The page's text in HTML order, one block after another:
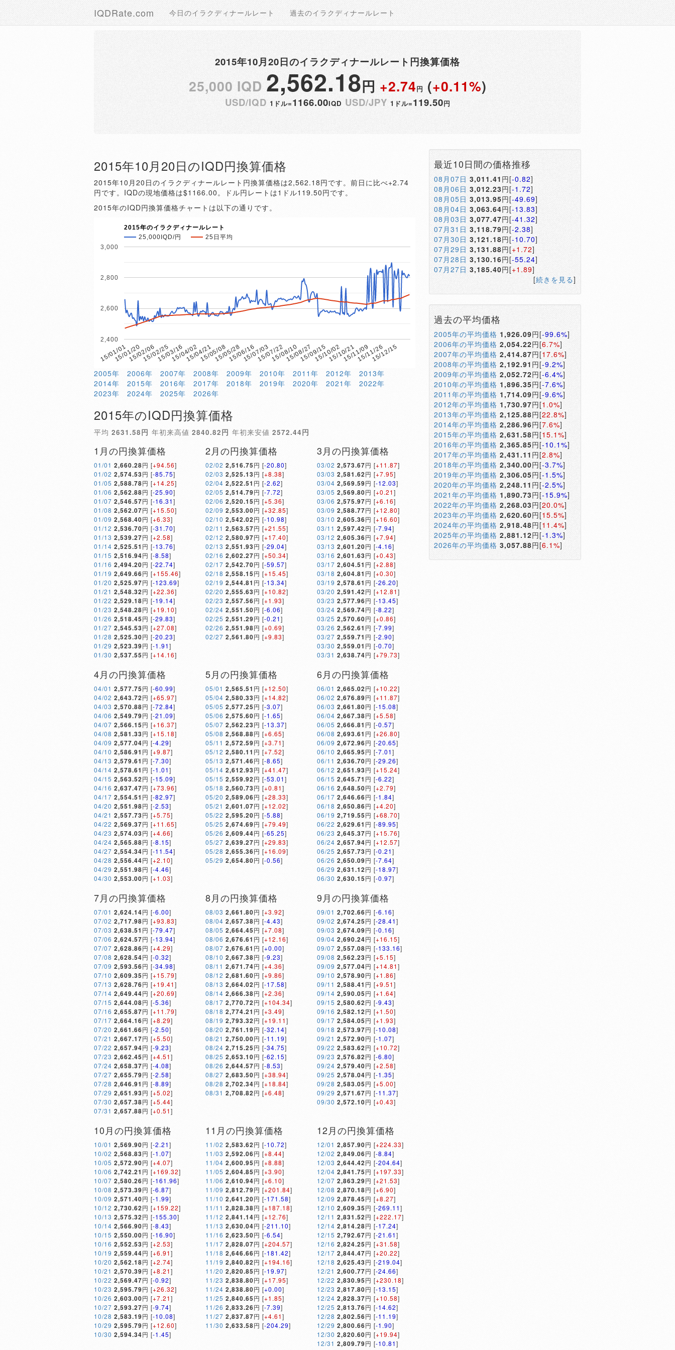
IQDRate.com 今日のイラクディナールレート 過去のイラクディナールレート
2015年10月20日のイラクディナールレート円換算価格
25,000 IQD 2,562.18円+2.74円 (+0.11%)
USD/IQD 1ドル=1166.00IQD USD/JPY 1ドル=119.50円
2015年10月20日のIQD円換算価格
2015年10月20日のイラクディナールレート円換算価格は2,562.18円です。前日に比べ+2.74
円です。IQDの現地価格は$1166.00。ドル円レートは1ドル119.50円です。
2015年のIQD円換算価格チャートは以下の通りです。
2015年のイラクディナールレート
25,000IQD/円
25日平均
15/01/0115/01/2015/02/0615/02/2515/03/1615/04/0215/04/2115/05/0815/05/2815/06/1615/07/0315/07/2215/08/1015/08/2715/09/1515/10/0215/10/2115/11/0915/11/2615/12/15
2,400
2,600
2,800
3,000
2005年 2006年 2007年 2008年 2009年 2010年 2011年 2012年
2013年
2014年
2015年 2016年 2017年 2018年 2019年 2020年 2021年
2022年
2023年
2024年 2025年 2026年
2015年のIQD円換算価格
平均 2631.58円 年初来高値 2840.82円 年初来安値 2572.44円
1月の円換算価格
01/01 2,660.28円 [+94.56]
01/02 2,574.53円 [-85.75]
01/05 2,588.78円 [+14.25]
01/06 2,562.88円 [-25.90]
01/07 2,546.57円 [-16.31]
01/08 2,562.07円 [+15.50]
01/09 2,568.40円 [+6.33]
01/12 2,536.70円 [-31.70]
01/13 2,539.27円 [+2.58]
01/14 2,525.51 円 [-13.76]
01/15 2,516.94円 [-8.58]
01/16 2,494.20円 [-22.74]
01/19 2,649.66円 [+155.46]
01/20 2,525.97円 [-123.69]
01/21 2,548.32円 [+22.36]
01/22 2,529.18円 [-19.14]
01/23 2,548.28円 [+19.10]
01/26 2,518.45円 [-29.83]
01/27 2,545.53円 [+27.08]
01/28 2,525.30円 [-20.23]
01/29 2,523.39円 [-1.91]
01/30 2,537.55円 [+14.16]
2月の円換算価格
02/02 2,516.75円 [-20.80]
02/03 2,525.13円 [+8.38]
02/04 2,522.51 円 [-2.62]
02/05 2,514.79円 [-7.72]
02/06 2,520.15円 [+5.36]
02/09 2,553.00円 [+32.85]
02/10 2,542.02円 [-10.98]
02/11 2,563.57円 [+21.55]
02/12 2,580.97円 [+17.40]
02/13 2,551.93円 [-29.04]
02/16 2,602.27円 [+50.34]
02/17 2,542.70円 [-59.57]
02/18 2,558.15円 [+15.45]
02/19 2,544.81 円 [-13.34]
02/20 2,555.63円 [+10.82]
02/23 2,557.56円 [+1.93]
02/24 2,551.50円 [-6.06]
02/25 2,551.29円 [-0.21]
02/26 2,551.98円 [+0.69]
02/27 2,561.80円 [+9.83]
3月の円換算価格
03/02 2,573.67円 [+11.87]
03/03 2,581.62円 [+7.95]
03/04 2,569.59円 [-12.03]
03/05 2,569.80円 [+0.21]
03/06 2,575.97円 [+6.16]
03/09 2,588.77円 [+12.80]
03/10 2,605.36円 [+16.60]
03/11 2,597.42円 [-7.94]
03/12 2,605.36円 [+7.94]
03/13 2,601.20円 [-4.16]
03/16 2,601.63円 [+0.43]
03/17 2,604.51 円 [+2.88]
03/18 2,604.81 円 [+0.30]
03/19 2,578.61 円 [-26.20]
03/20 2,591.42円 [+12.81]
03/23 2,577.96円 [-13.45]
03/24 2,569.74円 [-8.22]
03/25 2,570.60円 [+0.86]
03/26 2,562.61 円 [-7.99]
03/27 2,559.71 円 [-2.90]
03/30 2,559.01 円 [-0.70]
03/31 2,638.74円 [+79.73]
4月の円換算価格
04/01 2,577.75円 [-60.99]
04/02 2,643.72円 [+65.97]
04/03 2,570.88円 [-72.84]
04/06 2,549.79円 [-21.09]
04/07 2,566.15円 [+16.37]
04/08 2,581.33円 [+15.18]
04/09 2,577.04円 [-4.29]
04/10 2,586.91 円 [+9.87]
04/13 2,579.61 円 [-7.30]
04/14 2,578.61 円 [-1.01]
04/15 2,563.52円 [-15.09]
04/16 2,637.47円 [+73.96]
04/17 2,554.51 円 [-82.97]
04/20 2,551.98円 [-2.53]
04/21 2,557.73円 [+5.75]
04/22 2,569.37円 [+11.65]
04/23 2,574.03円 [+4.66]
04/24 2,565.88円 [-8.15]
04/27 2,554.34円 [-11.54]
04/28 2,556.44円 [+2.10]
04/29 2,551.98円 [-4.46]
04/30 2,553.00円 [+1.03]
5月の円換算価格
05/01 2,565.51 円 [+12.50]
05/04 2,580.33円 [+14.82]
05/05 2,577.25円 [-3.07]
05/06 2,575.60円 [-1.65]
05/07 2,562.23円 [-13.37]
05/08 2,568.88円 [+6.65]
05/11 2,572.59円 [+3.71]
05/12 2,580.11 円 [+7.52]
05/13 2,571.46円 [-8.65]
05/14 2,612.93円 [+41.47]
05/15 2,559.92円 [-53.01]
05/18 2,560.73円 [+0.81]
05/20 2,589.06円 [+28.33]
05/21 2,601.07円 [+12.02]
05/22 2,595.20円 [-5.88]
05/25 2,674.69円 [+79.49]
05/26 2,609.44円 [-65.25]
05/27 2,639.27円 [+29.83]
05/28 2,655.36円 [+16.09]
05/29 2,654.80円 [-0.56]
6月の円換算価格
06/01 2,665.02円 [+10.22]
06/02 2,676.89円 [+11.87]
06/03 2,661.80円 [-15.08]
06/04 2,667.38円 [+5.58]
06/05 2,666.81 円 [-0.57]
06/08 2,693.61 円 [+26.80]
06/09 2,672.96円 [-20.65]
06/10 2,665.95円 [-7.01]
06/11 2,636.70円 [-29.26]
06/12 2,651.93円 [+15.24]
06/15 2,645.71 円 [-6.22]
06/16 2,648.50円 [+2.79]
06/17 2,646.66円 [-1.84]
06/18 2,650.86円 [+4.20]
06/19 2,719.55円 [+68.70]
06/22 2,629.61 円 [-89.95]
06/23 2,645.37円 [+15.76]
06/24 2,657.94円 [+12.57]
06/25 2,657.73円 [-0.21]
06/26 2,650.09円 [-7.64]
06/29 2,631.12円 [-18.97]
06/30 2,630.15円 [-0.97]
7月の円換算価格
07/01 2,624.14円 [-6.00]
07/02 2,717.98円 [+93.83]
07/03 2,638.51 円 [-79.47]
07/06 2,624.57円 [-13.94]
07/07 2,628.86円 [+4.29]
07/08 2,628.54円 [-0.32]
07/09 2,593.56円 [-34.98]
07/10 2,609.35円 [+15.79]
07/13 2,628.76円 [+19.41]
07/14 2,649.44円 [+20.69]
07/15 2,644.08円 [-5.36]
07/16 2,655.87円 [+11.79]
07/17 2,664.16円 [+8.29]
07/20 2,661.66円 [-2.50]
07/21 2,667.17円 [+5.50]
07/22 2,657.94円 [-9.23]
07/23 2,662.45円 [+4.51]
07/24 2,658.37円 [-4.08]
07/27 2,655.79円 [-2.58]
07/28 2,646.91 円 [-8.89]
07/29 2,651.93円 [+5.02]
07/30 2,657.38円 [+5.44]
07/31 2,657.88円 [+0.51]
8月の円換算価格
08/03 2,661.80円 [+3.92]
08/04 2,657.38円 [-4.43]
08/05 2,664.45円 [+7.08]
08/06 2,676.61 円 [+12.16]
08/07 2,676.61 円 [+0.00]
08/10 2,667.38円 [-9.23]
08/11 2,671.74円 [+4.36]
08/12 2,681.60円 [+9.86]
08/13 2,664.02円 [-17.58]
08/14 2,666.38円 [+2.36]
08/17 2,770.72円 [+104.34]
08/18 2,774.21 円 [+3.49]
08/19 2,793.32円 [+19.11]
08/20 2,761.19円 [-32.14]
08/21 2,750.00円 [-11.19]
08/24 2,715.25円 [-34.75]
08/25 2,653.10円 [-62.15]
08/26 2,644.57円 [-8.53]
08/27 2,683.50円 [+38.94]
08/28 2,702.34円 [+18.84]
08/31 2,708.82円 [+6.48]
9月の円換算価格
09/01 2,702.66円 [-6.16]
09/02 2,674.25円 [-28.41]
09/03 2,674.09円 [-0.16]
09/04 2,690.24円 [+16.15]
09/07 2,557.08円 [-133.16]
09/08 2,562.23円 [+5.15]
09/09 2,577.04円 [+14.81]
09/10 2,578.90円 [+1.86]
09/11 2,588.41 円 [+9.51]
09/14 2,590.05円 [+1.64]
09/15 2,580.62円 [-9.43]
09/16 2,582.12円 [+1.50]
09/17 2,584.05円 [+1.93]
09/18 2,573.97円 [-10.08]
09/21 2,572.90円 [-1.07]
09/22 2,583.62円 [+10.72]
09/23 2,576.82円 [-6.80]
09/24 2,579.40円 [+2.58]
09/25 2,578.04円 [-1.35]
09/28 2,583.05円 [+5.00]
09/29 2,571.67円 [-11.37]
09/30 2,572.10円 [+0.43]
10月の円換算価格
10/01 2,569.90円 [-2.21]
10/02 2,568.83円 [-1.07]
10/05 2,572.90円 [+4.07]
10/06 2,742.21 円 [+169.32]
10/07 2,580.26円 [-161.96]
10/08 2,573.39円 [-6.87]
10/09 2,571.40円 [-1.99]
10/12 2,730.62円 [+159.22]
10/13 2,575.32円 [-155.30]
10/14 2,566.90円 [-8.43]
10/15 2,550.00円 [-16.90]
10/16 2,552.53円 [+2.53]
10/19 2,559.44円 [+6.91]
10/20 2,562.18円 [+2.74]
10/21 2,570.39円 [+8.21]
10/22 2,569.47円 [-0.92]
10/23 2,595.79円 [+26.32]
10/26 2,603.00円 [+7.21]
10/27 2,593.27円 [-9.74]
10/28 2,583.19円 [-10.08]
10/29 2,595.79円 [+12.60]
10/30 2,594.34円 [-1.45]
11月の円換算価格
11/02 2,583.62円 [-10.72]
11/03 2,592.06円 [+8.44]
11/04 2,600.95円 [+8.88]
11/05 2,604.85円 [+3.90]
11/06 2,610.94円 [+6.10]
11/09 2,812.79円 [+201.84]
11/10 2,641.20円 [-171.58]
11/11 2,828.38円 [+187.18]
11/12 2,841.14円 [+12.76]
11/13 2,630.04円 [-211.10]
11/16 2,623.50円 [-6.54]
11/17 2,828.07円 [+204.57]
11/18 2,646.66円 [-181.42]
11/19 2,840.82円 [+194.16]
11/20 2,820.85円 [-19.97]
11/23 2,838.80円 [+17.95]
11/24 2,838.80円 [+0.00]
11/25 2,840.65円 [+1.85]
11/26 2,833.26円 [-7.39]
11/27 2,837.87円 [+4.61]
11/30 2,633.58円 [-204.29]
12月の円換算価格
12/01 2,857.90円 [+224.33]
12/02 2,849.06円 [-8.84]
12/03 2,644.42円 [-204.64]
12/04 2,841.75円 [+197.33]
12/07 2,863.29円 [+21.53]
12/08 2,870.18円 [+6.90]
12/09 2,878.45円 [+8.27]
12/10 2,609.35円 [-269.11]
12/11 2,831.52円 [+222.17]
12/14 2,814.28円 [-17.24]
12/15 2,792.67円 [-21.61]
12/16 2,824.25円 [+31.58]
12/17 2,844.47円 [+20.22]
12/18 2,625.43円 [-219.04]
12/21 2,600.77円 [-24.66]
12/22 2,830.95円 [+230.18]
12/23 2,817.80円 [-13.15]
12/24 2,828.37円 [+10.58]
12/25 2,813.76円 [-14.62]
12/28 2,802.56円 [-11.19]
12/29 2,800.66円 [-1.90]
12/30 2,820.60円 [+19.94]
12/31 2,809.79円 [-10.81]
最近10日間の価格推移
08月07日 3,011.41 円[-0.82]
08月06日 3,012.23円[-1.72]
08月05日 3,013.95円[-49.69]
08月04日 3,063.64円[-13.83]
08月03日 3,077.47円[-41.32]
07月31日 3,118.79円[-2.38]
07月30日 3,121.18円[-10.70]
07月29日 3,131.88円[+1.72]
07月28日 3,130.16円[-55.24]
07月27日 3,185.40円[+1.89]
[続きを見る]
過去の平均価格
2005年の平均価格 1,926.09円[-99.6%]
2006年の平均価格 2,054.22円[6.7%]
2007年の平均価格 2,414.87円[17.6%]
2008年の平均価格 2,192.91 円[-9.2%]
2009年の平均価格 2,052.72円[-6.4%]
2010年の平均価格 1,896.35円[-7.6%]
2011年の平均価格 1,714.09円[-9.6%]
2012年の平均価格 1,730.97円[1.0%]
2013年の平均価格 2,125.88円[22.8%]
2014年の平均価格 2,286.96円[7.6%]
2015年の平均価格 2,631.58円[15.1%]
2016年の平均価格 2,365.85円[-10.1%]
2017年の平均価格 2,431.11 円[2.8%]
2018年の平均価格 2,340.00円[-3.7%]
2019年の平均価格 2,306.05円[-1.5%]
2020年の平均価格 2,248.11 円[-2.5%]
2021年の平均価格 1,890.73円[-15.9%]
2022年の平均価格 2,268.03円[20.0%]
2023年の平均価格 2,620.60円[15.5%]
2024年の平均価格 2,918.48円[11.4%]
2025年の平均価格 2,881.12円[-1.3%]
2026年の平均価格 3,057.88円[6.1%]